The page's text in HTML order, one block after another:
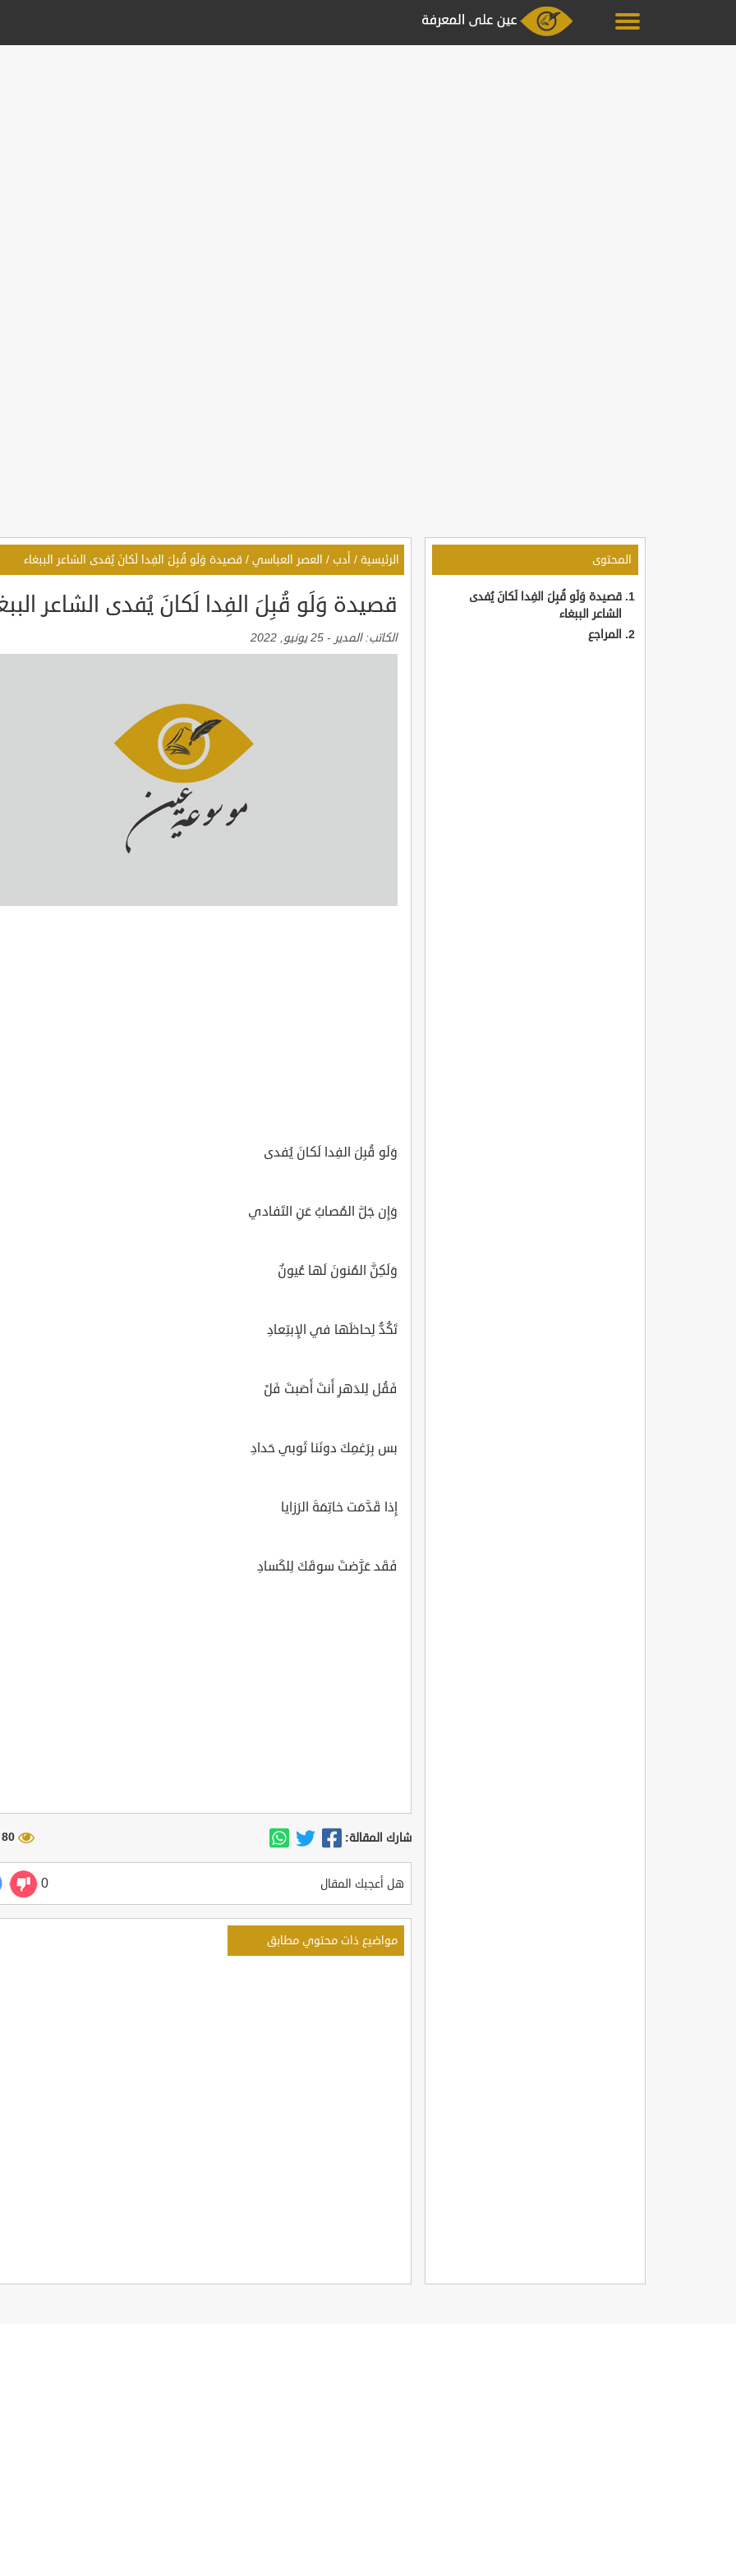
المحتوى
قصيدة وَلَو قُبِلَ الفِدا لَكانَ يُفدى
الشاعر الببغاء
المراجع
الرئيسية / أدب / العصر العباسي / قصيدة وَلَو قُبِلَ الفِدا لَكانَ يُفدى الشاعر الببغاء
قصيدة وَلَو قُبِلَ الفِدا لَكانَ يُفدى الشاعر
الكاتب:المدير - 25 يونيو, 2022
وَلَو قُبِلَ الفِدا لَكانَ يُفدى
وَإِن جَلَّ المُصابُ عَنِ التَفادي
وَلَكِنَّ المُنونَ لَها عُيونٌ
تَكُدُّ لِحاظَها في الإِبتِعادِ
فَقُل لِلدَهرِ أَنتَ أَصَبتَ فَلْ
بس بِرَغمِكَ دونَنا ثَوبي حَدادِ
إِذا قَدَّمَت خاتِمَةَ الرَزايا
فَقَد عَرَّضتَ سوقَكَ لِلكَسادِ
شارك المقالة: 80 مشاهدة
هل أعجبك المقال 0
مواضيع ذات محتوي مطابق